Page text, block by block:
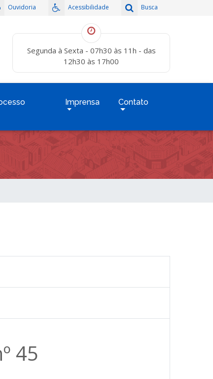
Busca
Acessibilidade
Ouvidoria
Segunda à Sexta - 07h30 às 11h - das
12h30 às 17h00
Imprensa Contato
45